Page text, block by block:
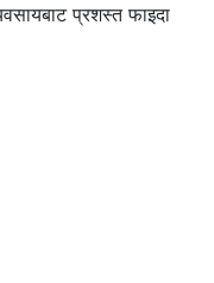
प्रशस्त फाइदा